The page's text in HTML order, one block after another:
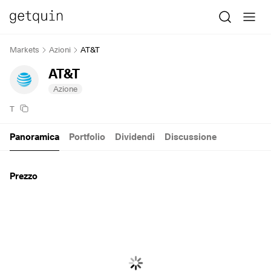
Markets Azioni AT&T
AT&T
Azione
T
Panoramica Portfolio Dividendi Discussione
Prezzo